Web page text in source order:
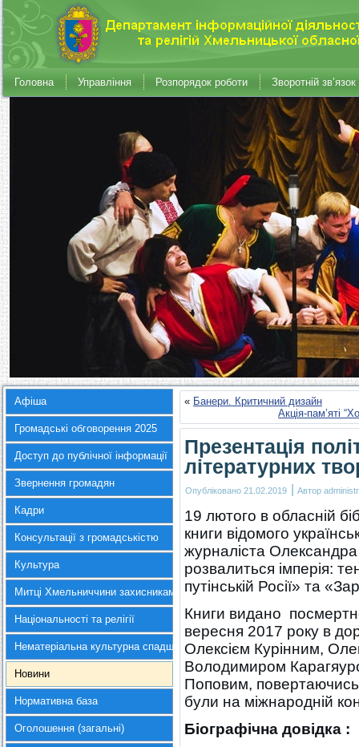
Головна Управління Розпорядок роботи Зворотній зв’язок
Афіша
Громадські обговорення 2025
Доступ до публічної інформації
Звернення громадян
Кадри
Консультації з громадськістю
Культура
Митці Хмельниччини захисникам України
Національності та релігії
Нематеріальна культурна спадщина
Новини
Нормативна база
Оголошення (загальні)
« Банери. Критичний дизайн
Акція-пам’яті
Презентація
літературних
Опубліковано 21.02.2019 | Автор
19 лютого в обласній
книги відомого
журналіста
розвалиться імперія:
путінській Росії» та
Книги видано
вересня 2017 року в
Олексієм Курінним,
Володимиром
Поповим,
були на міжнародній
Біографічна довідка :